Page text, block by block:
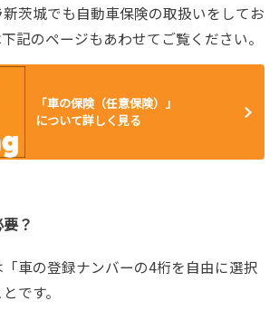
茨城でも自動車保険の取扱いをしてお
記のページもあわせてご覧ください。
「車の保険（任意保険）」
について詳しく見る
？
車の登録ナンバーの4桁を自由に選択
です。